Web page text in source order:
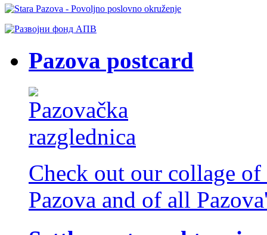
Pazova postcard
Check out our collage
Pazova and of all